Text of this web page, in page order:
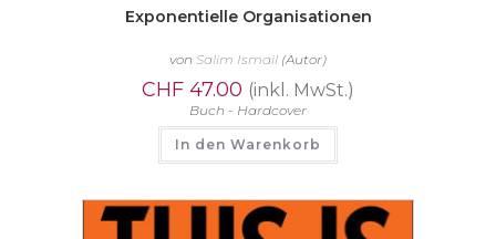
Exponentielle Organisationen
von Salim Ismail (Autor)
CHF 47.00 (inkl. MwSt.)
Buch - Hardcover
In den Warenkorb